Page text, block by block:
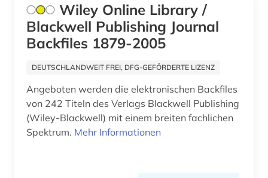
Wiley Online Library /
Blackwell Publishing Journal
Backfiles 1879-2005
DEUTSCHLANDWEIT FREI, DFG-GEFÖRDERTE LIZENZ
Angeboten werden die elektronischen Backfiles
von 242 Titeln des Verlags Blackwell Publishing
(Wiley-Blackwell) mit einem breiten fachlichen
Spektrum. Mehr Informationen